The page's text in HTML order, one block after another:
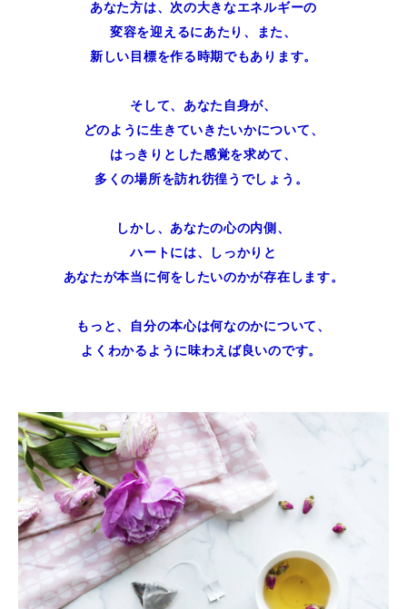
あなた方は、次の大きなエネルギーの
変容を迎えるにあたり、また、
新しい目標を作る時期でもあります。
そして、あなた自身が、
どのように生きていきたいかについて、
はっきりとした感覚を求めて、
多くの場所を訪れ彷徨うでしょう。
しかし、あなたの心の内側、
ハートには、しっかりと
あなたが本当に何をしたいのかが存在します。
もっと、自分の本心は何なのかについて、
よくわかるように味わえば良いのです。